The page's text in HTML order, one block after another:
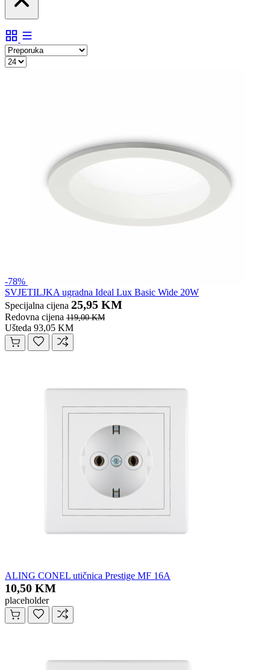
-78%
SVJETILJKA ugradna Ideal Lux Basic Wide 20W
Specijalna cijena 25,95 KM
Redovna cijena 119,00 KM
Ušteda 93,05 KM
ALING CONEL utičnica Prestige MF 16A
10,50 KM
placeholder